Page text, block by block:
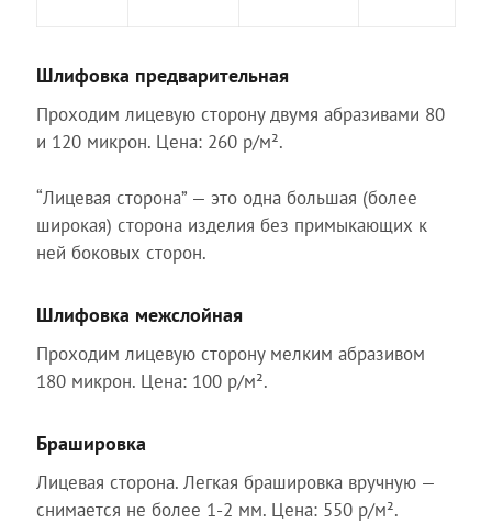
Шлифовка предварительная
Проходим лицевую сторону двумя абразивами 80
и 120 микрон. Цена: 260 р/м².
“Лицевая сторона” — это одна большая (более
широкая) сторона изделия без примыкающих к
ней боковых сторон.
Шлифовка межслойная
Проходим лицевую сторону мелким абразивом
180 микрон. Цена: 100 р/м².
Брашировка
Лицевая сторона. Легкая брашировка вручную —
снимается не более 1-2 мм. Цена: 550 р/м².